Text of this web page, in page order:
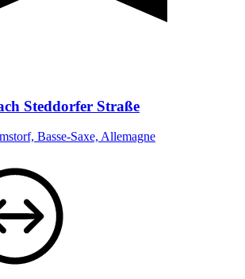
Steddorfer Straße
Basse-Saxe, Allemagne